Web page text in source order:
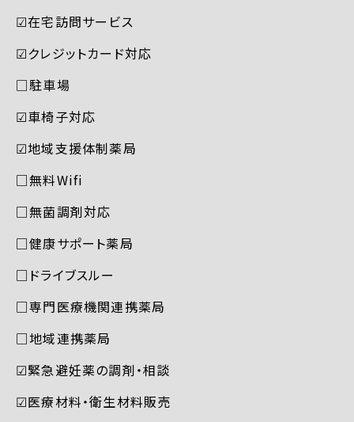
☑︎在宅訪問サービス
☑︎クレジットカード対応
□駐車場
☑︎車椅子対応
☑︎地域支援体制薬局
□無料Wifi
□無菌調剤対応
□健康サポート薬局
□ドライブスルー
□専門医療機関連携薬局
□地域連携薬局
☑︎緊急避妊薬の調剤・相談
☑︎医療材料・衛生材料販売